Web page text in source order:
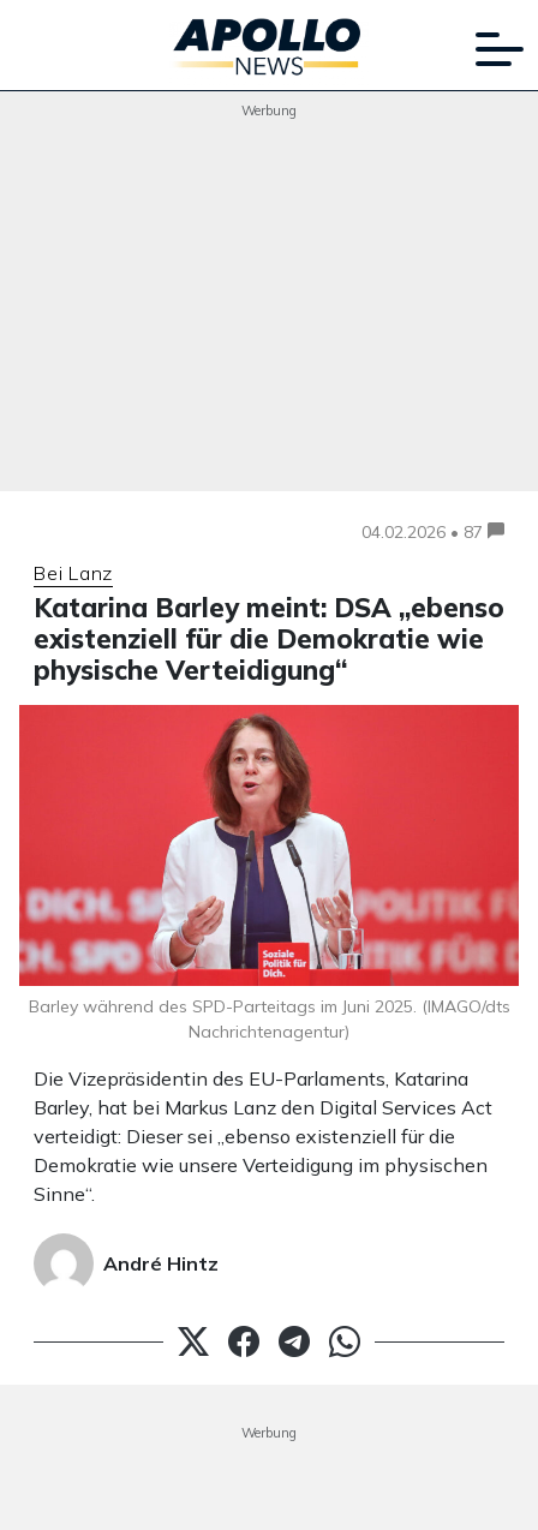
Werbung
04.02.2026 • 87
Bei Lanz
Katarina Barley meint: DSA „ebenso
existenziell für die Demokratie wie
physische Verteidigung“
Die Vizepräsidentin des EU-Parlaments, Katarina
Barley, hat bei Markus Lanz den Digital Services Act
verteidigt: Dieser sei „ebenso existenziell für die
Demokratie wie unsere Verteidigung im physischen
Sinne“.
André Hintz
Barley während des SPD-Parteitags im Juni 2025. (IMAGO/dts
Nachrichtenagentur)
Werbung